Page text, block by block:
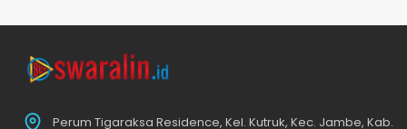
Perum Tigaraksa Residence, Kel. Kutruk, Kec. Jambe, Kab.